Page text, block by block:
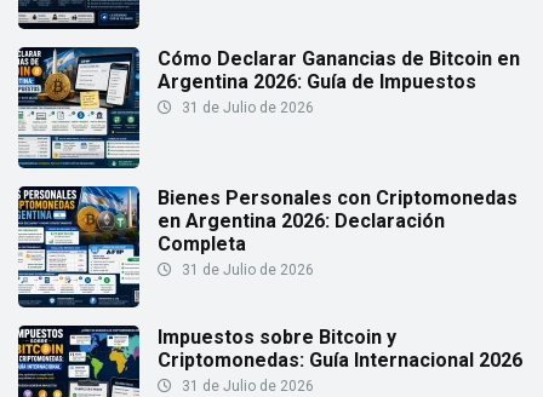
Cómo Declarar Ganancias de Bitcoin en
Argentina 2026: Guía de Impuestos
31 de Julio de 2026
Bienes Personales con Criptomonedas
en Argentina 2026: Declaración
Completa
31 de Julio de 2026
Impuestos sobre Bitcoin y
Criptomonedas: Guía Internacional 2026
31 de Julio de 2026